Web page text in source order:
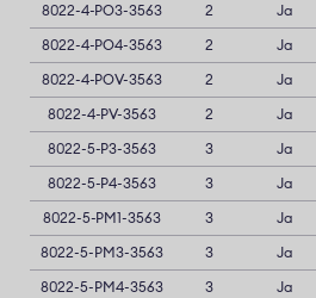
8022-4-PO3-3563
2 Ja
8022-4-PO4-3563
2 Ja
8022-4-POV-3563
2 Ja
8022-4-PV-3563
2 Ja
8022-5-P3-3563
3 Ja
8022-5-P4-3563
3 Ja
8022-5-PM1-3563
3 Ja
8022-5-PM3-3563
3 Ja
8022-5-PM4-3563
3 Ja